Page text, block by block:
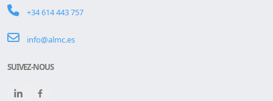
+34 614 443 757
info@almc.es
SUIVEZ-NOUS